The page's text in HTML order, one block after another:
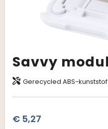
Gerecycled ABS-kunststof
€ 5,27